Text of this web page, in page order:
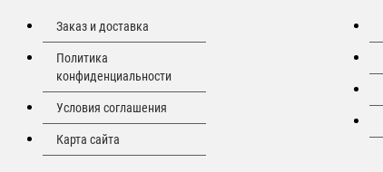
Заказ и доставка
Политика
конфиденциальности
Условия соглашения
Карта сайта